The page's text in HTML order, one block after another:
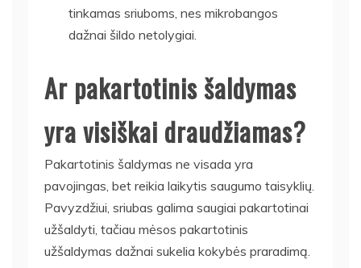
tinkamas sriuboms, nes mikrobangos
dažnai šildo netolygiai.
Ar pakartotinis šaldymas
yra visiškai draudžiamas?
Pakartotinis šaldymas ne visada yra
pavojingas, bet reikia laikytis saugumo taisyklių.
Pavyzdžiui, sriubas galima saugiai pakartotinai
užšaldyti, tačiau mėsos pakartotinis
užšaldymas dažnai sukelia kokybės praradimą.